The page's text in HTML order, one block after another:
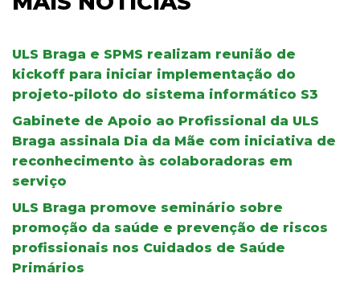
ULS Braga e SPMS realizam reunião de
kickoff para iniciar implementação do
projeto-piloto do sistema informático S3
Gabinete de Apoio ao Profissional da ULS
Braga assinala Dia da Mãe com iniciativa de
reconhecimento às colaboradoras em
serviço
ULS Braga promove seminário sobre
promoção da saúde e prevenção de riscos
profissionais nos Cuidados de Saúde
Primários